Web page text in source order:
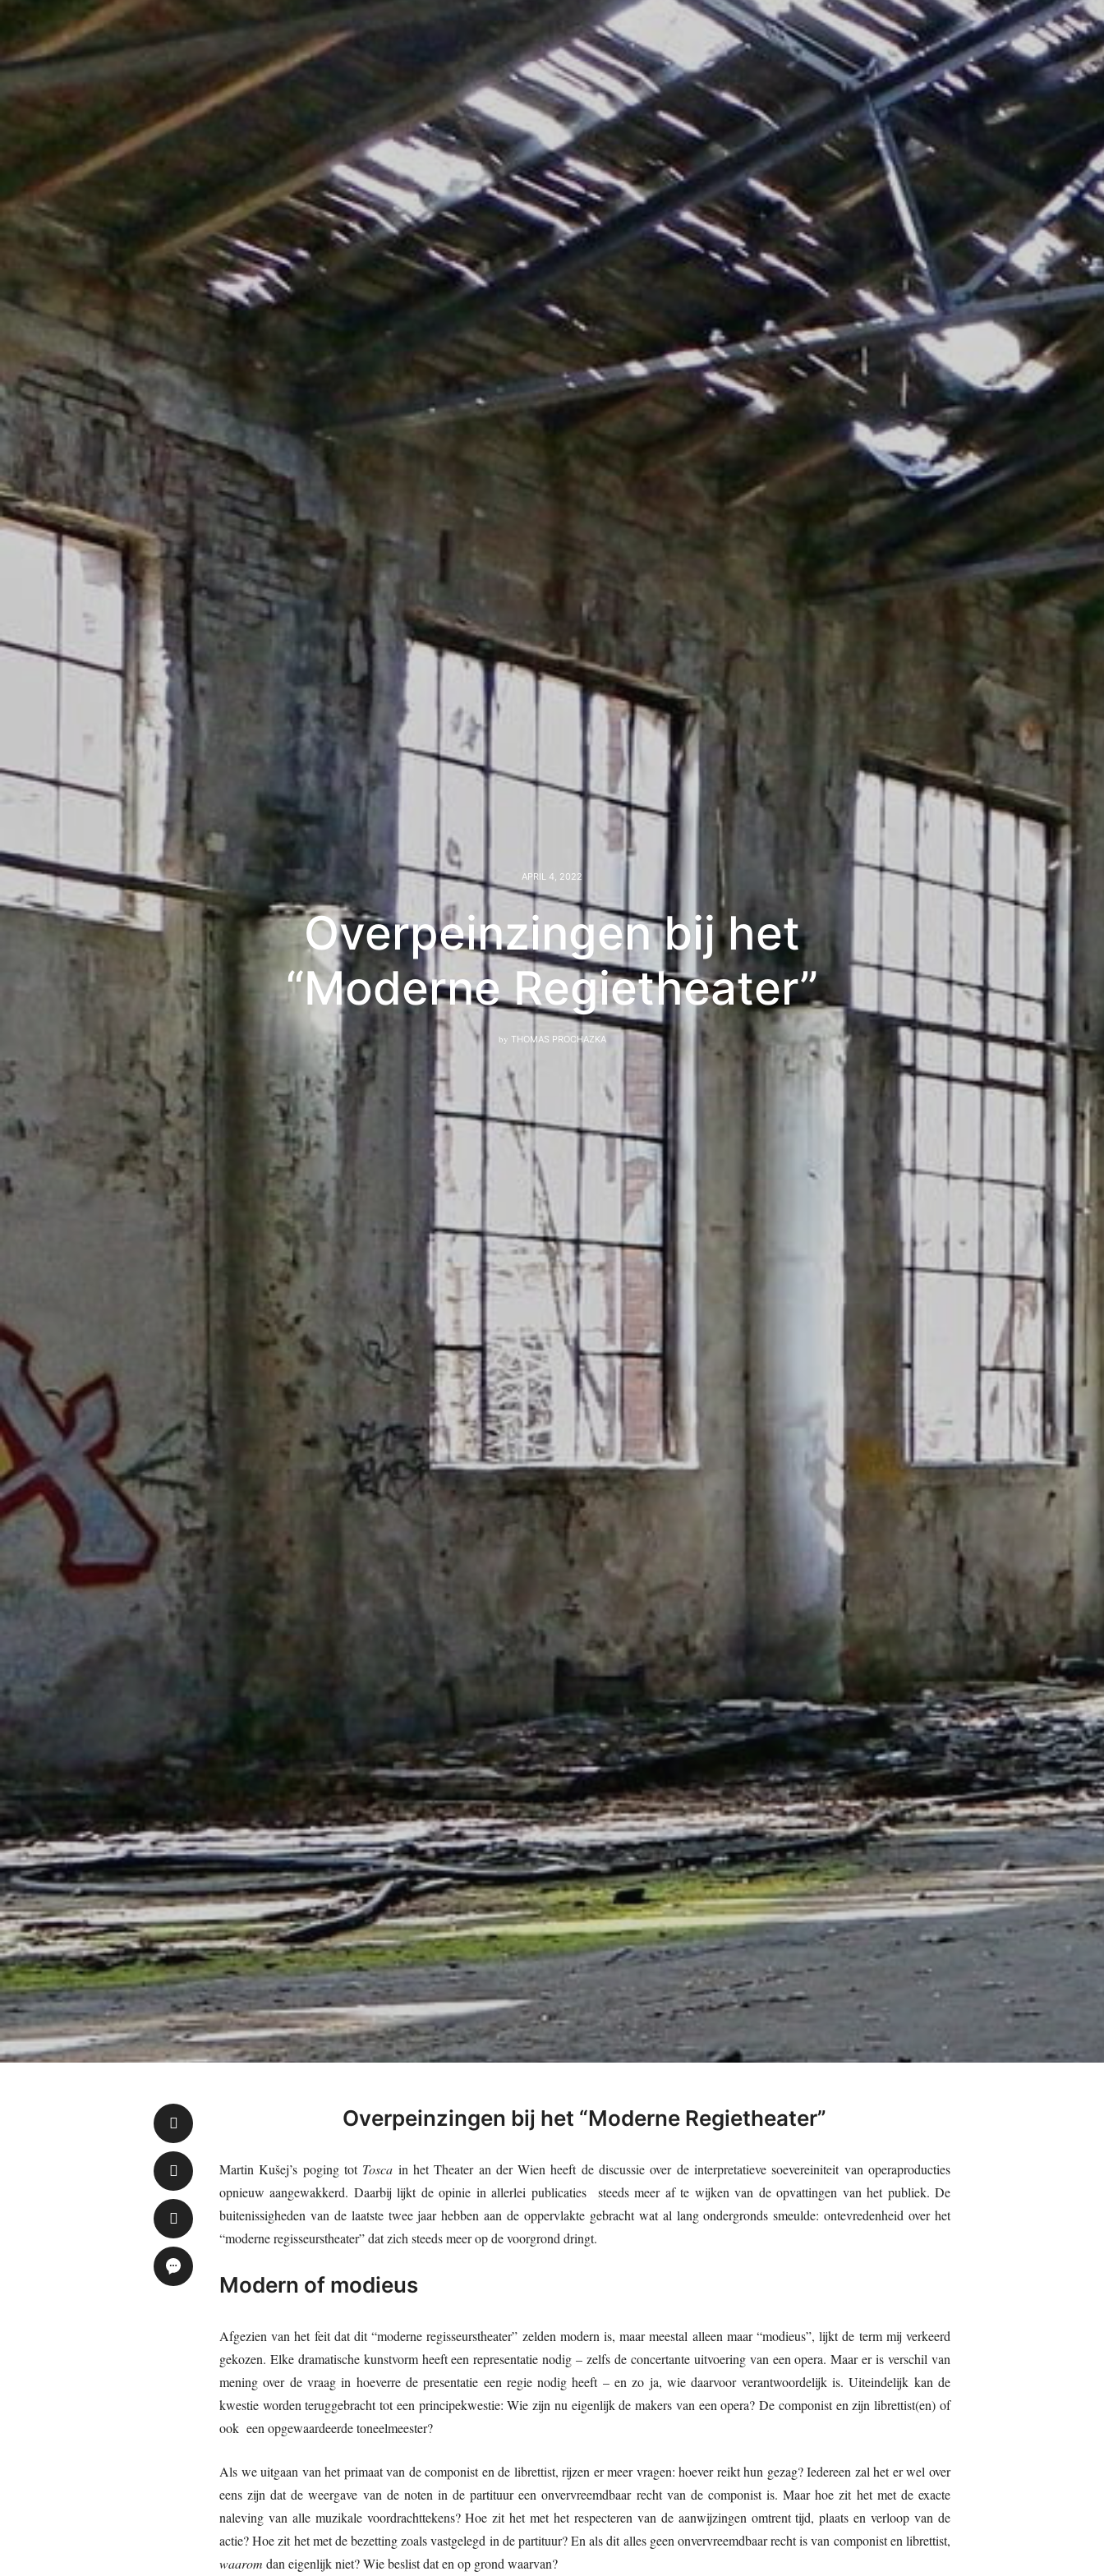
APRIL 4, 2022
Overpeinzingen bij het
“Moderne Regietheater”
by THOMAS PROCHAZKA
Overpeinzingen bij het “Moderne Regietheater”
Martin Kušej’s poging tot Tosca in het Theater an der Wien heeft de discussie over de interpretatieve soevereiniteit van operaproducties
opnieuw aangewakkerd. Daarbij lijkt de opinie in allerlei publicaties steeds meer af te wijken van de opvattingen van het publiek. De
buitenissigheden van de laatste twee jaar hebben aan de oppervlakte gebracht wat al lang ondergronds smeulde: ontevredenheid over het
“moderne regisseurstheater” dat zich steeds meer op de voorgrond dringt.
Modern of modieus
Afgezien van het feit dat dit “moderne regisseurstheater” zelden modern is, maar meestal alleen maar “modieus”, lijkt de term mij verkeerd
gekozen. Elke dramatische kunstvorm heeft een representatie nodig – zelfs de concertante uitvoering van een opera. Maar er is verschil van
mening over de vraag in hoeverre de presentatie een regie nodig heeft – en zo ja, wie daarvoor verantwoordelijk is. Uiteindelijk kan de
kwestie worden teruggebracht tot een principekwestie: Wie zijn nu eigenlijk de makers van een opera? De componist en zijn librettist(en) of
ook een opgewaardeerde toneelmeester?
Als we uitgaan van het primaat van de componist en de librettist, rijzen er meer vragen: hoever reikt hun gezag? Iedereen zal het er wel over
eens zijn dat de weergave van de noten in de partituur een onvervreemdbaar recht van de componist is. Maar hoe zit het met de exacte
naleving van alle muzikale voordrachttekens? Hoe zit het met het respecteren van de aanwijzingen omtrent tijd, plaats en verloop van de
actie? Hoe zit het met de bezetting zoals vastgelegd in de partituur? En als dit alles geen onvervreemdbaar recht is van componist en librettist,
waarom dan eigenlijk niet? Wie beslist dat en op grond waarvan?